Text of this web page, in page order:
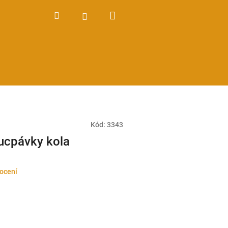
Hledat Přihlášení
Kód: 3343
kola